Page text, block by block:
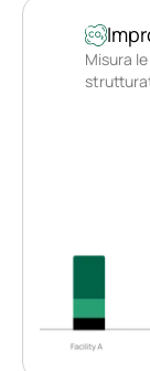
Misura